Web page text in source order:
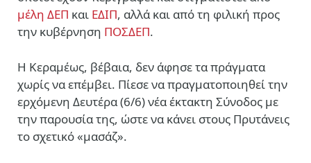
μέλη ΔΕΠ και ΕΔΙΠ, αλλά και από τη φιλική προς
την κυβέρνηση ΠΟΣΔΕΠ.
Η Κεραμέως, βέβαια, δεν άφησε τα πράγματα
χωρίς να επέμβει. Πίεσε να πραγματοποιηθεί την
ερχόμενη Δευτέρα (6/6) νέα έκτακτη Σύνοδος με
την παρουσία της, ώστε να κάνει στους Πρυτάνεις
το σχετικό «μασάζ».